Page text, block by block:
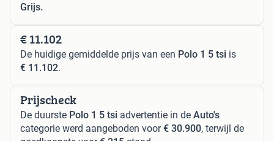
Grijs.
€ 11.102
De huidige gemiddelde prijs van een Polo 1 5 tsi is
€ 11.102.
Prijscheck
De duurste Polo 1 5 tsi advertentie in de Auto's
categorie werd aangeboden voor€ 30.900, terwijl de